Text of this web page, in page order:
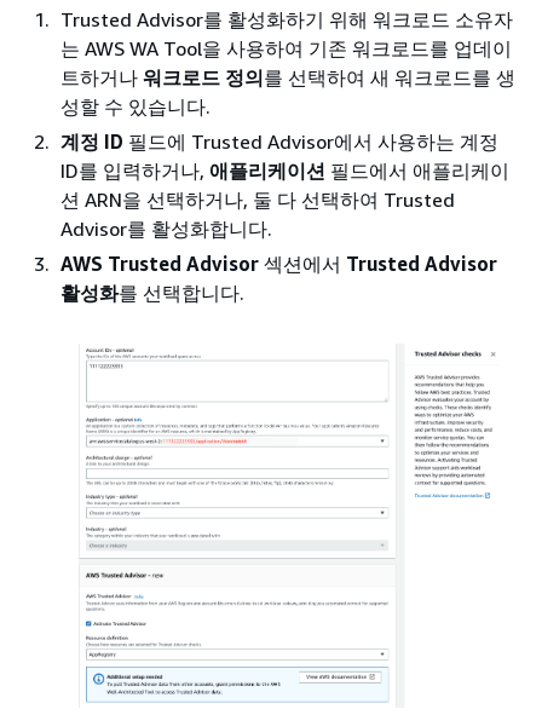
Trusted Advisor를 활성화하기 위해 워크로드 소유자
는 AWS WA Tool을 사용하여 기존 워크로드를 업데이
트하거나 워크로드 정의를 선택하여 새 워크로드를 생
성할 수 있습니다.
계정 ID 필드에 Trusted Advisor에서 사용하는 계정
ID를 입력하거나, 애플리케이션 필드에서 애플리케이
션 ARN을 선택하거나, 둘 다 선택하여 Trusted
Advisor를 활성화합니다.
AWS Trusted Advisor 섹션에서 Trusted Advisor
활성화를 선택합니다.